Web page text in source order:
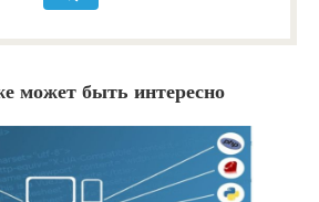
может быть интересно